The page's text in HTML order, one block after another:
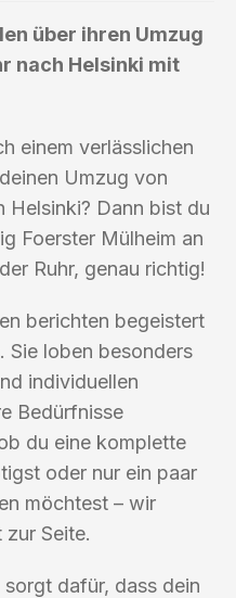
über ihren Umzug
nach Helsinki mit
einem verlässlichen
Umzug von
Helsinki? Dann bist du
Foerster Mülheim an
Ruhr, genau richtig!
berichten begeistert
Sie loben besonders
individuellen
Bedürfnisse
du eine komplette
oder nur ein paar
möchtest – wir
zur Seite.
dafür, dass dein